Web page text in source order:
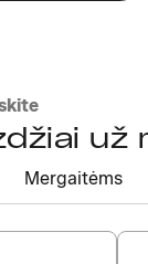
už
Mergaitėms